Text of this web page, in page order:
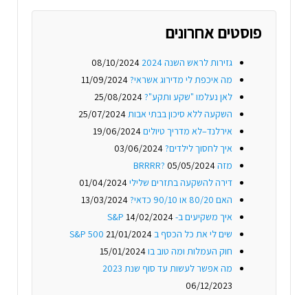
פוסטים אחרונים
גזירות לראש השנה 2024
08/10/2024
מה איכפת לי מדירוג אשראי?11/09/2024
לאן נעלמו "שקע ותקע"?25/08/2024
השקעה ללא סיכון בבתי אבות25/07/2024
אירלנד–לא מדריך טיולים19/06/2024
איך לחסוך לילדים?03/06/2024
מזה BRRRR?05/05/2024
דירה להשקעה בתזרים שלילי01/04/2024
האם 80/20 או 90/10 כדאי?
13/03/2024
איך משקיעים ב- S&P14/02/2024
שים לי את כל הכסף ב S&P 50021/01/2024
חוק העמלות ומה טוב בו15/01/2024
מה אפשר לעשות עד סוף שנת 2023
06/12/2023